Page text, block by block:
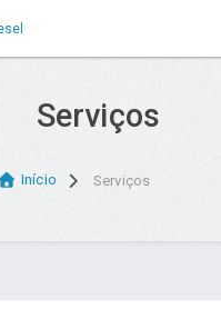
Serviços
Início Serviços